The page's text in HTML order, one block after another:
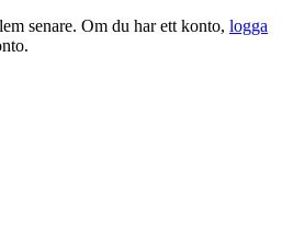
senare. Om du har ett konto, logga